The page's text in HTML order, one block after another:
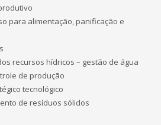
para alimentação, panificação e
recursos hídricos – gestão de água
de produção
tecnológico
de resíduos sólidos